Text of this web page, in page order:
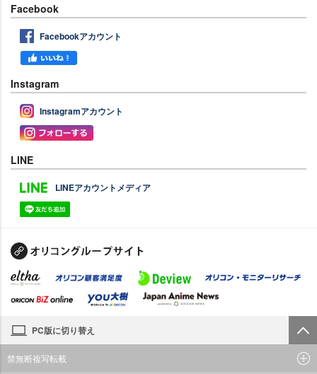
Facebook
Facebookアカウント
Instagram
Instagramアカウント
LINE
LINEアカウントメディア
PC版に切り替え
禁無断複写転載